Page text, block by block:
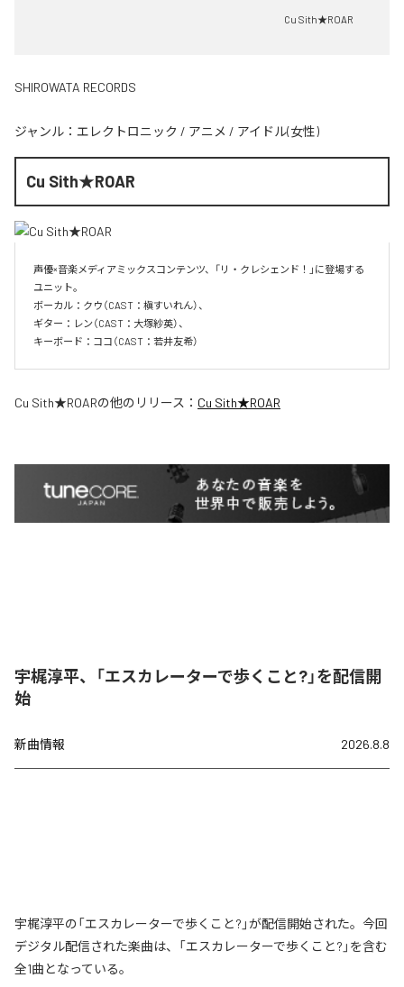
Cu Sith★ROAR
SHIROWATA RECORDS
ジャンル： エレクトロニック / アニメ / アイドル(女性)
Cu Sith★ROAR
声優×音楽メディアミックスコンテンツ、「リ・クレシェンド！」に登場する
ユニット。
ボーカル：クウ（CAST：槇すいれん）、
ギター：レン（CAST：大塚紗英）、
キーボード：ココ（CAST：若井友希）
Cu Sith★ROARの他のリリース： Cu Sith★ROAR
宇梶淳平、「エスカレーターで歩くこと?」を配信開
始
新曲情報 2026.8.8
宇梶淳平の「エスカレーターで歩くこと?」が配信開始された。今回
デジタル配信された楽曲は、「エスカレーターで歩くこと?」を含む
全1曲となっている。